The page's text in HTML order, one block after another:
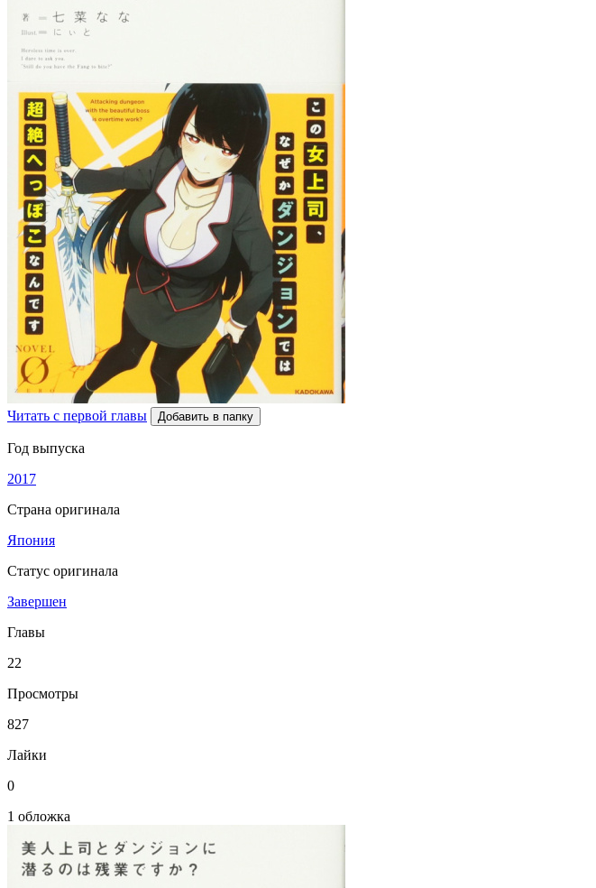
Читать с первой главы Добавить в папку
Год выпуска
2017
Страна оригинала
Япония
Статус оригинала
Завершен
Главы
22
Просмотры
827
Лайки
0
1 обложка